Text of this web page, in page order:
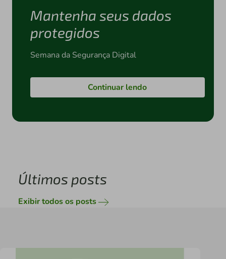
Mantenha seus dados
protegidos
Semana da Segurança Digital
Continuar lendo
Últimos posts
Exibir todos os posts